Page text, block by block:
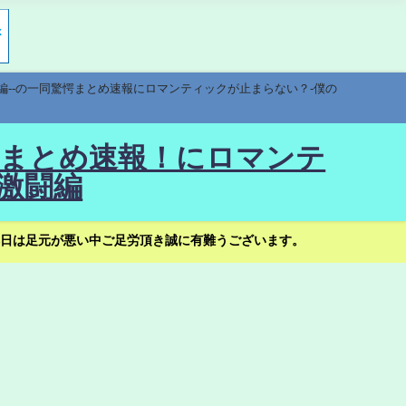
の一同驚愕まとめ速報にロマンティックが止まらない？-僕の
とめ速報！にロマンテ
闘編
足元が悪い中ご足労頂き誠に有難うございます。